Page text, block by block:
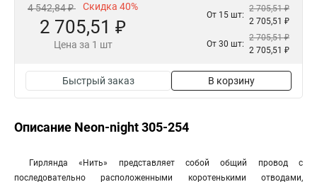
4 542,84 ₽ Скидка 40%
2 705,51 ₽
Цена за 1 шт
От 15 шт:
2 705,51 ₽
2 705,51 ₽
От 30 шт:
2 705,51 ₽
2 705,51 ₽
Быстрый заказ В корзину
Описание Neon-night 305-254
Гирлянда «Нить» представляет собой общий провод с
последовательно расположенными коротенькими отводами,